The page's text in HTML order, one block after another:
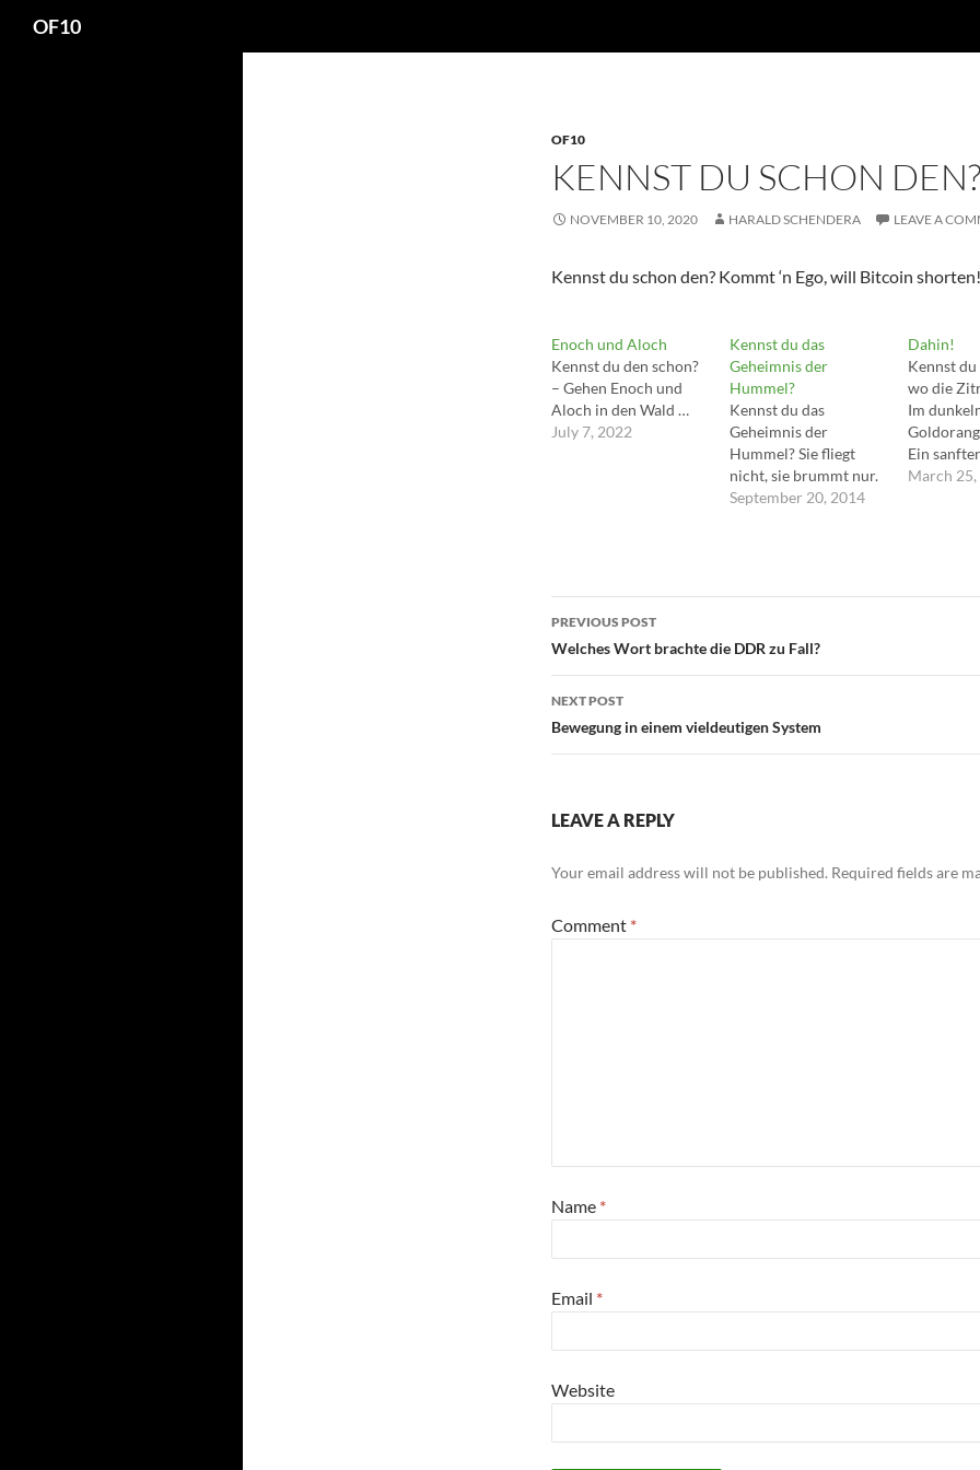
OF10
OF10
KENNST DU SCHON DEN?
NOVEMBER 10, 2020 HARALD SCHENDERA LEAVE A
Kennst du schon den? Kommt ‘n Ego, will Bitcoin shorten!
Enoch und Aloch
Kennst du den schon?
– Gehen Enoch und
Aloch in den Wald …
July 7, 2022
Kennst du das
Geheimnis der
Hummel?
Kennst du das
Geheimnis der
Hummel? Sie fliegt
nicht, sie brummt nur.
September 20, 2014
Dahin!
Kennst du
wo die
Im
Ein
blauen
March 25,
Post
navigation
PREVIOUS POST
Welches Wort brachte die DDR zu Fall?
NEXT POST
Bewegung in einem vieldeutigen System
LEAVE A REPLY
Your email address will not be published. Required fields are
Comment *
Name *
Email *
Website